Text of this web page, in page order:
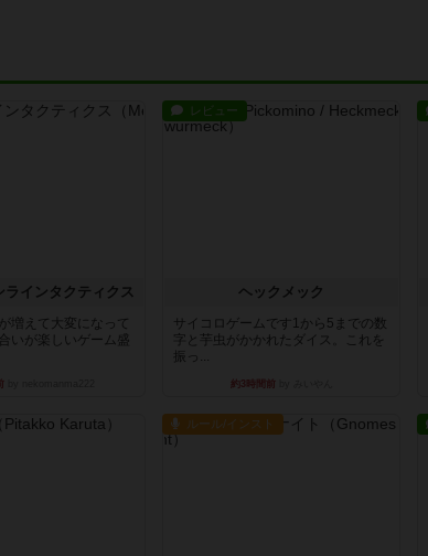
ラインタクティクス
増えて大変になって
いが楽しいゲーム盛
レビュー
ヘックメック
サイコロゲームです1から5までの数
字と芋虫がかかれたダイス。これを
振っ...
約3時間前
ルール/インスト